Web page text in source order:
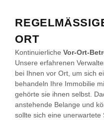
RT
Kontinuierliche Vor-Ort-
Unsere erfahrenen
bei Ihnen vor Ort, um sich
behandeln Ihre Immobilie
gehörte sie ihnen selbst.
anstehende Belange und
sollte sich eine unerwartete